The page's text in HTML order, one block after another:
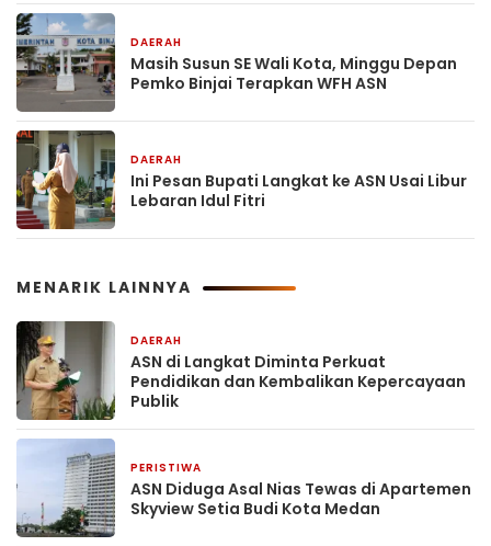
DAERAH
Masih Susun SE Wali Kota, Minggu Depan
Pemko Binjai Terapkan WFH ASN
DAERAH
Ini Pesan Bupati Langkat ke ASN Usai Libur
Lebaran Idul Fitri
MENARIK LAINNYA
DAERAH
ASN di Langkat Diminta Perkuat
Pendidikan dan Kembalikan Kepercayaan
Publik
PERISTIWA
ASN Diduga Asal Nias Tewas di Apartemen
Skyview Setia Budi Kota Medan